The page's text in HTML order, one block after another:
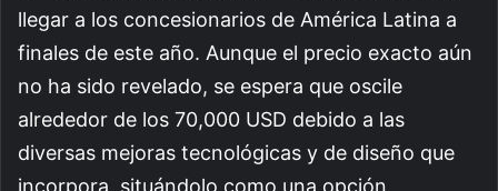
llegar a los concesionarios de América Latina a
finales de este año. Aunque el precio exacto aún
no ha sido revelado, se espera que oscile
alrededor de los 70,000 USD debido a las
diversas mejoras tecnológicas y de diseño que
incorpora, situándolo como una opción